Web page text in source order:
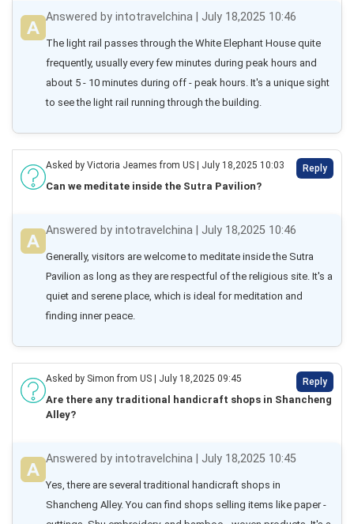
Answered by intotravelchina | July 18,2025 10:46
The light rail passes through the White Elephant House quite
frequently, usually every few minutes during peak hours and
about 5 - 10 minutes during off - peak hours. It's a unique sight
to see the light rail running through the building.
Asked by Victoria Jeames from US | July 18,2025 10:03 Reply
Can we meditate inside the Sutra Pavilion?
Answered by intotravelchina | July 18,2025 10:46
Generally, visitors are welcome to meditate inside the Sutra
Pavilion as long as they are respectful of the religious site. It's a
quiet and serene place, which is ideal for meditation and
finding inner peace.
Asked by Simon from US | July 18,2025 09:45 Reply
Are there any traditional handicraft shops in Shancheng
Alley?
Answered by intotravelchina | July 18,2025 10:45
Yes, there are several traditional handicraft shops in
Shancheng Alley. You can find shops selling items like paper -